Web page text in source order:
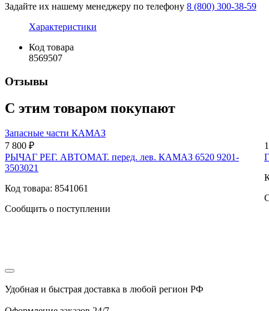
Задайте их нашему менеджеру по телефону 8 (800) 300-38-59
Характеристики
Код товара
8569507
Отзывы
С этим товаром покупают
Запасные части КАМАЗ
7 800 ₽
РЫЧАГ РЕГ. АВТОМАТ. перед. лев. КАМАЗ 6520 9201-
3503021
Код товара: 8541061
Сообщить о поступлении
Удобная и быстрая доставка в любой регион РФ